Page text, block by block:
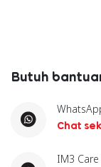
Butuh
Chat
IM3 Care